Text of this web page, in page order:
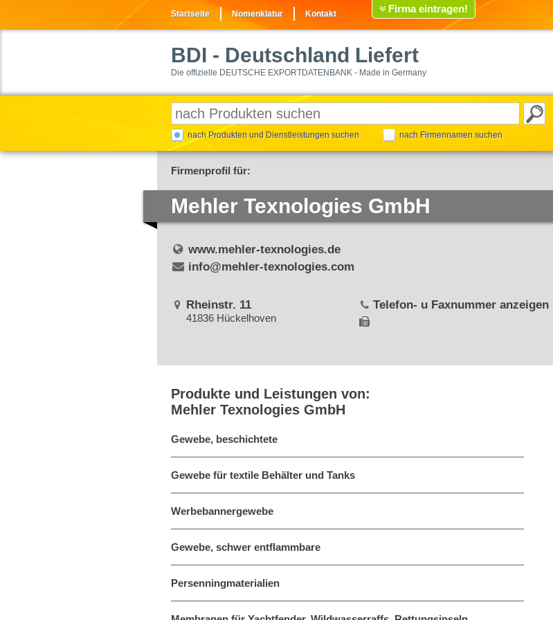
Startseite Nomenklatur Kontakt Firma eintragen!
BDI - Deutschland Liefert
Die offizielle DEUTSCHE EXPORTDATENBANK - Made in Germany
nach Produkten und Dienstleistungen suchen nach Firmennamen suchen
Firmenprofil für:
Mehler Texnologies GmbH
www.mehler-texnologies.de
info@mehler-texnologies.com
Rheinstr. 11
41836 Hückelhoven
Telefon- u Faxnummer anzeigen
Produkte und Leistungen von:
Mehler Texnologies GmbH
Gewebe, beschichtete
Gewebe für textile Behälter und Tanks
Werbebannergewebe
Gewebe, schwer entflammbare
Persenningmaterialien